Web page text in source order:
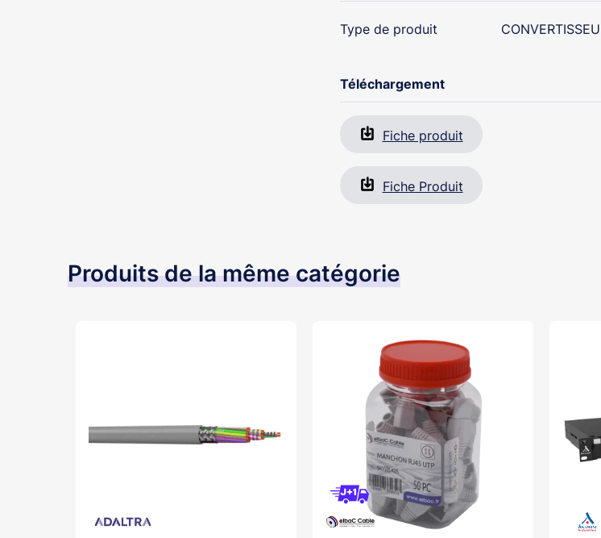
Type de produit
Téléchargement
Fiche produit
Fiche Produit
Produits de la même catégorie